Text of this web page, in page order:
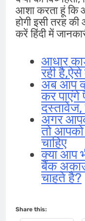
आशा करता हूं कि
होगी इसी तरह
करें हिंदी में
आधार
रही
अब आप
कर पाएंगे
दस्तावेज,
अगर
तो
चाहिए
क्या आप
बैंक
चाहते है?
Share this: